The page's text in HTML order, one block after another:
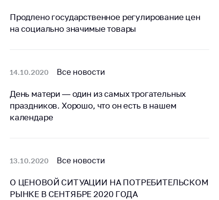
Общественное
обсуждение
товаров
ведения бизнеса
Рекомендации по
предотвращению
общественного
питания, бытового
обслуживания
Продлено государственное регулирование цен
на социально значимые товары
14.10.2020 Все новости
День матери — один из самых трогательных
праздников. Хорошо, что он есть в нашем
календаре
13.10.2020 Все новости
О ЦЕНОВОЙ СИТУАЦИИ НА ПОТРЕБИТЕЛЬСКОМ
РЫНКЕ В СЕНТЯБРЕ 2020 ГОДА